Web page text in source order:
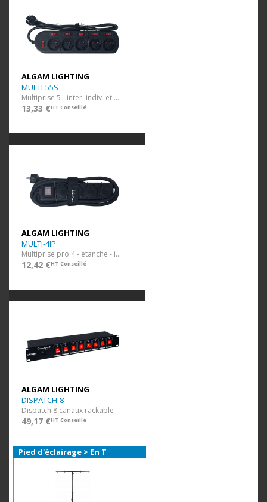
ALGAM LIGHTING
MULTI-55S
Multiprise 5 - inter. indiv. et général
13,33 €HT Conseillé
ALGAM LIGHTING
MULTI-4IP
Multiprise pro 4 - étanche - inter.
12,42 €HT Conseillé
ALGAM LIGHTING
DISPATCH-8
Dispatch 8 canaux rackable
49,17 €HT Conseillé
Pied d'éclairage > En T